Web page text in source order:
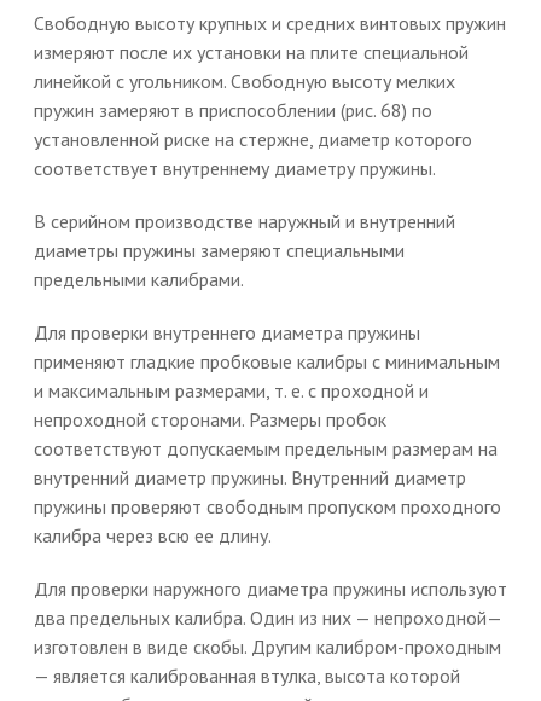
Свободную высоту крупных и средних винтовых пружин
измеряют после их установки на плите специальной
линейкой с угольником. Свободную высоту мелких
пружин замеряют в приспособлении (рис. 68) по
установленной риске на стержне, диаметр которого
соответствует внутреннему диаметру пружины.
В серийном производстве наружный и внутренний
диаметры пружины замеряют специальными
предельными калибрами.
Для проверки внутреннего диаметра пружины
применяют гладкие пробковые калибры с минимальным
и максимальным размерами, т. е. с проходной и
непроходной сторонами. Размеры пробок
соответствуют допускаемым предельным размерам на
внутренний диаметр пружины. Внутренний диаметр
пружины проверяют свободным пропуском проходного
калибра через всю ее длину.
Для проверки наружного диаметра пружины используют
два предельных калибра. Один из них — непроходной—
изготовлен в виде скобы. Другим калибром-проходным
— является калиброванная втулка, высота которой